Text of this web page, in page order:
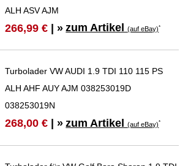
ALH ASV AJM
266,99 € | » zum Artikel(auf eBay)*
Turbolader VW AUDI 1.9 TDI 110 115 PS
ALH AHF AUY AJM 038253019D
038253019N
268,00 € | » zum Artikel(auf eBay)*